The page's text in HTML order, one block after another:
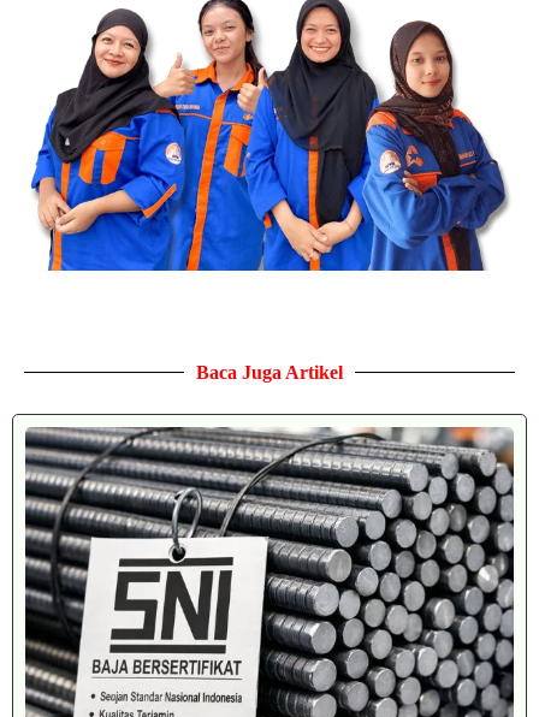
Dapatkan besi H-Beam berkualitas dengan harga terbaik untuk
proyek industri Anda. Material kuat, bersertifikat, dan siap
kirim ke lokasi proyek.
Dapatkan Penawaran Sekarang
Baca Juga Artikel